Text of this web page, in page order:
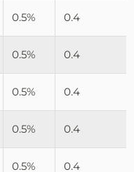
0.5% 0.4
0.5% 0.4
0.5% 0.4
0.5% 0.4
0.5% 0.4